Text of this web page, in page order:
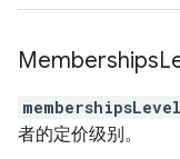
Memberships
membershipsLevel
者的定价级别。